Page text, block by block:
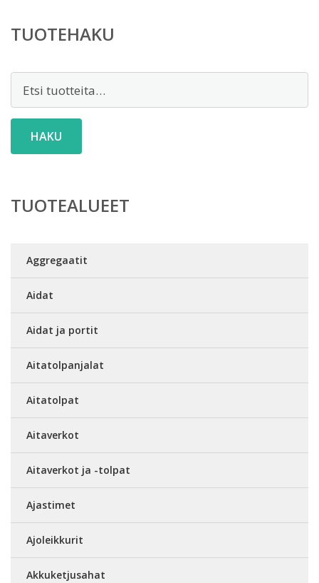
TUOTEHAKU
HAKU
TUOTEALUEET
Aggregaatit
Aidat
Aidat ja portit
Aitatolpanjalat
Aitatolpat
Aitaverkot
Aitaverkot ja -tolpat
Ajastimet
Ajoleikkurit
Akkuketjusahat